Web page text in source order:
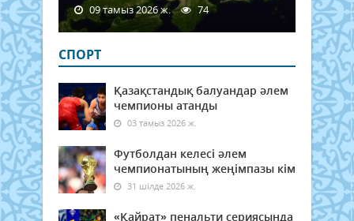
09 тамыз 2026 ж. 74
СПОРТ
Қазақстандық балуандар әлем
чемпионы атанды
03 тамыз 2026 ж.
Футболдан келесі әлем
чемпионатының жеңімпазы кім
31 шілде 2026 ж.
«Қайрат» пенальти сериясында